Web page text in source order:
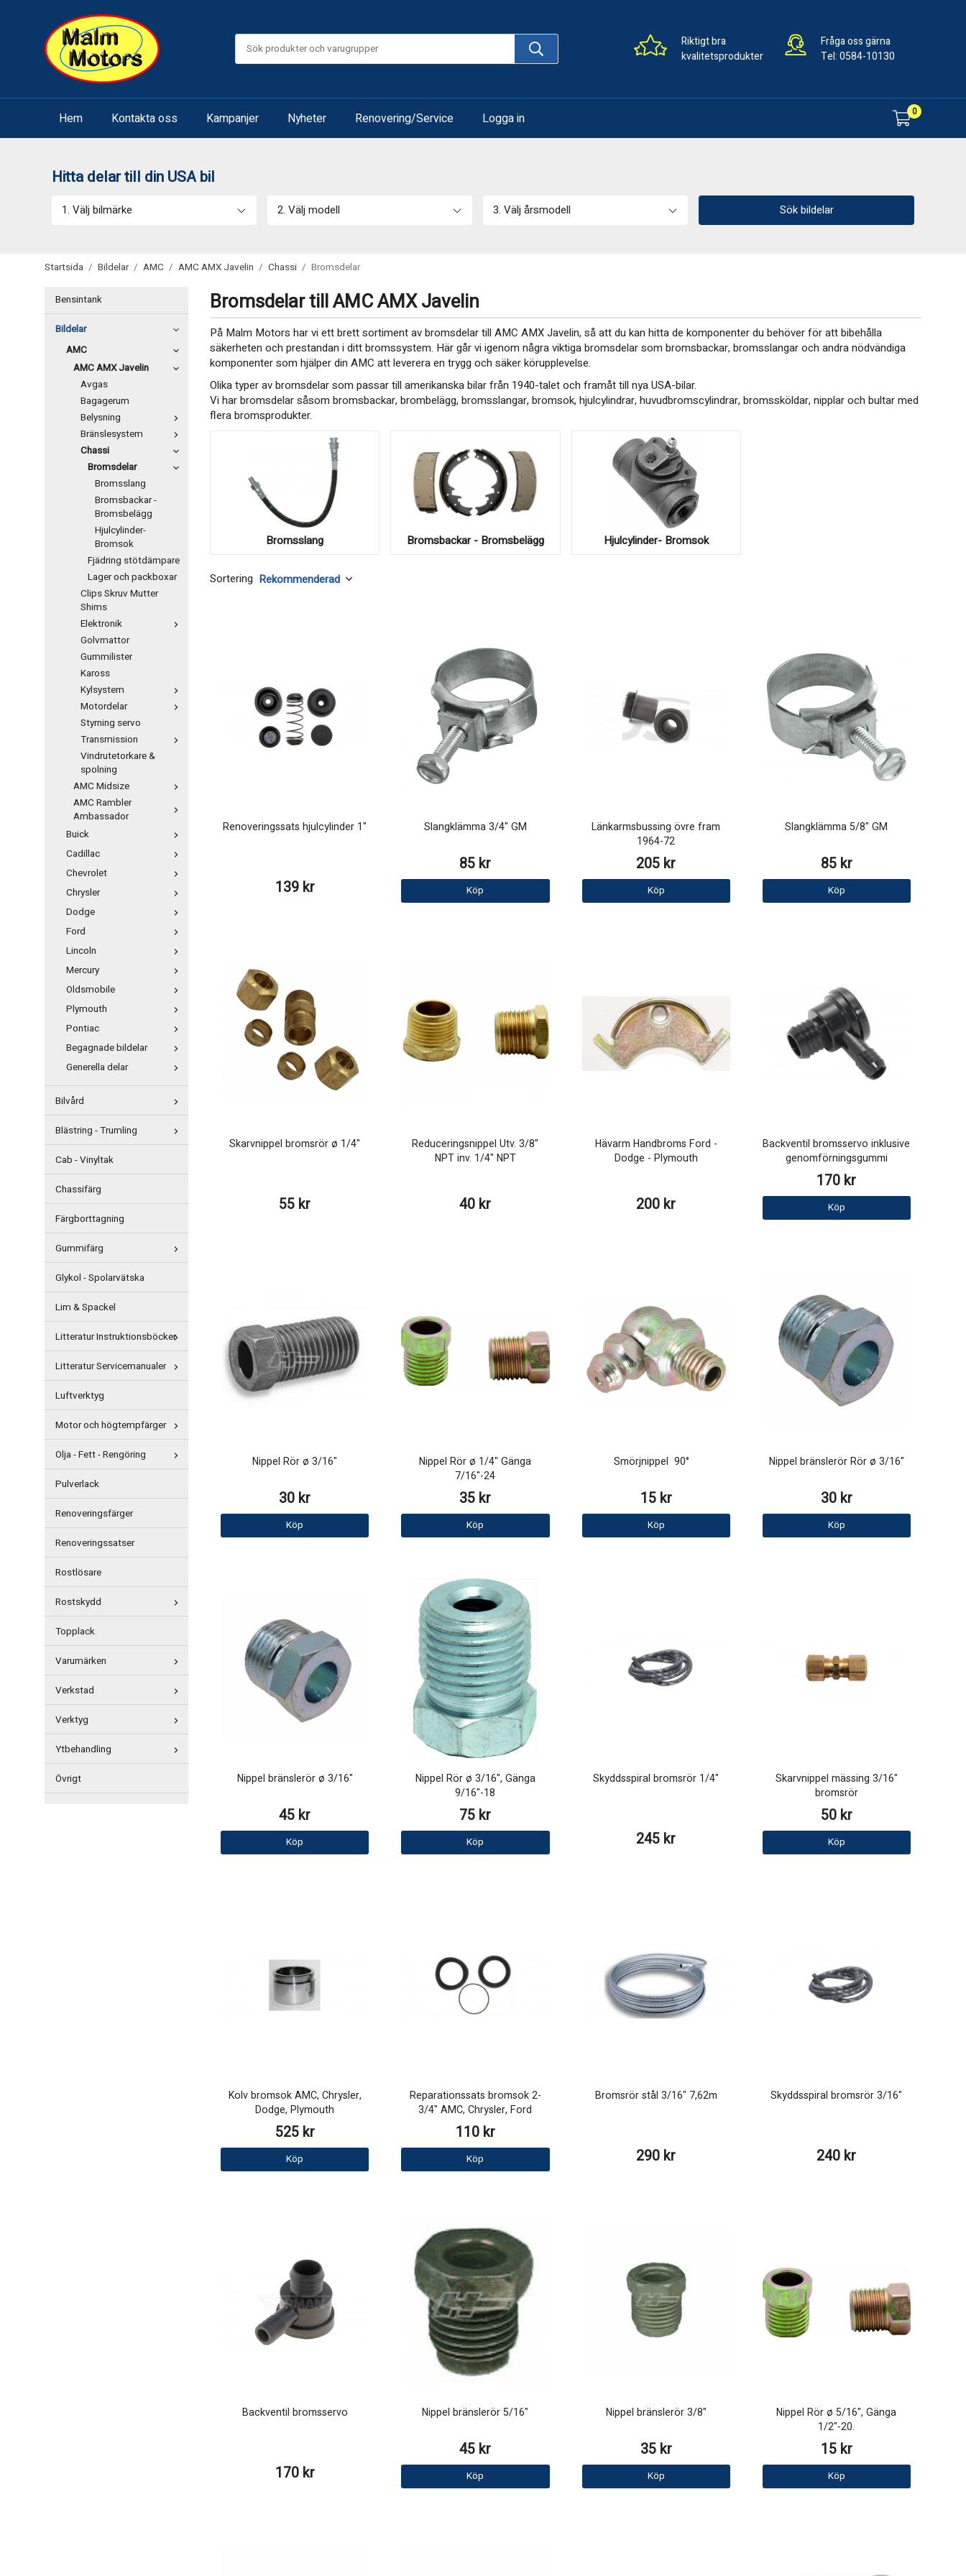
Riktigt bra
kvalitetsprodukter
Fråga oss gärna
Tel:0584-10130
Hem Kontakta oss Kampanjer Nyheter Renovering/Service Logga in 0
Hitta delar till din USA bil
1. Välj bilmärke 2. Välj modell 3. Välj årsmodell Sök bildelar
Startsida / Bildelar / AMC / AMC AMX Javelin / Chassi / Bromsdelar
Bensintank
Bildelar
AMC
AMC AMX Javelin
Avgas
Bagagerum
Belysning
Bränslesystem
Chassi
Bromsdelar
Bromsslang
Bromsbackar -
Bromsbelägg
Hjulcylinder-
Bromsok
Fjädring stötdämpare
Lager och packboxar
Clips Skruv Mutter
Shims
Elektronik
Golvmattor
Gummilister
Kaross
Kylsystem
Motordelar
Styrning servo
Transmission
Vindrutetorkare &
spolning
AMC Midsize
AMC Rambler
Ambassador
Buick
Cadillac
Chevrolet
Chrysler
Dodge
Ford
Lincoln
Mercury
Oldsmobile
Plymouth
Pontiac
Begagnade bildelar
Generella delar
Bilvård
Blästring - Trumling
Cab - Vinyltak
Chassifärg
Färgborttagning
Gummifärg
Glykol - Spolarvätska
Lim & Spackel
Litteratur Instruktionsböcker
Litteratur Servicemanualer
Luftverktyg
Motor och högtempfärger
Olja - Fett - Rengöring
Pulverlack
Renoveringsfärger
Renoveringssatser
Rostlösare
Rostskydd
Topplack
Varumärken
Verkstad
Verktyg
Ytbehandling
Övrigt
Bromsdelar till AMC AMX Javelin
På Malm Motors har vi ett brett sortiment av bromsdelar till AMC AMX Javelin, så att du kan hitta de komponenter du behöver för att bibehålla
säkerheten och prestandan i ditt bromssystem. Här går vi igenom några viktiga bromsdelar som bromsbackar, bromsslangar och andra nödvändiga
komponenter som hjälper din AMC att leverera en trygg och säker körupplevelse.
Olika typer av bromsdelar som passar till amerikanska bilar från 1940-talet och framåt till nya USA-bilar.
Vi har bromsdelar såsom bromsbackar, brombelägg, bromsslangar, bromsok, hjulcylindrar, huvudbromscylindrar, bromssköldar, nipplar och bultar med
flera bromsprodukter.
Bromsslang Bromsbackar - Bromsbelägg Hjulcylinder- Bromsok
Sortering
Renoveringssats hjulcylinder 1"
139 kr
Slangklämma 3/4" GM
85 kr
Köp
Länkarmsbussing övre fram
1964-72
205 kr
Köp
Slangklämma 5/8" GM
85 kr
Köp
Skarvnippel bromsrör ø 1/4"
55 kr
Reduceringsnippel Utv. 3/8"
NPT inv. 1/4" NPT
40 kr
Hävarm Handbroms Ford -
Dodge - Plymouth
200 kr
Backventil bromsservo inklusive
genomförningsgummi
170 kr
Köp
Nippel Rör ø 3/16"
30 kr
Köp
Nippel Rör ø 1/4" Gänga
7/16"-24
35 kr
Köp
Smörjnippel 90°
15 kr
Köp
Nippel bränslerör Rör ø 3/16"
30 kr
Köp
Nippel bränslerör ø 3/16"
45 kr
Köp
Nippel Rör ø 3/16", Gänga
9/16"-18
75 kr
Köp
Skyddsspiral bromsrör 1/4"
245 kr
Skarvnippel mässing 3/16"
bromsrör
50 kr
Köp
Kolv bromsok AMC, Chrysler,
Dodge, Plymouth
525 kr
Köp
Reparationssats bromsok 2-
3/4" AMC, Chrysler, Ford
110 kr
Köp
Bromsrör stål 3/16" 7,62m
290 kr
Skyddsspiral bromsrör 3/16"
240 kr
Backventil bromsservo
170 kr
Nippel bränslerör 5/16"
45 kr
Köp
Nippel bränslerör 3/8"
35 kr
Köp
Nippel Rör ø 5/16", Gänga
1/2"-20.
15 kr
Köp